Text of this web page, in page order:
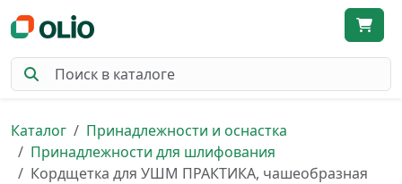
Каталог
Принадлежности и оснастка
Принадлежности для шлифования
Кордщетка для УШМ ПРАКТИКА, чашеобразная